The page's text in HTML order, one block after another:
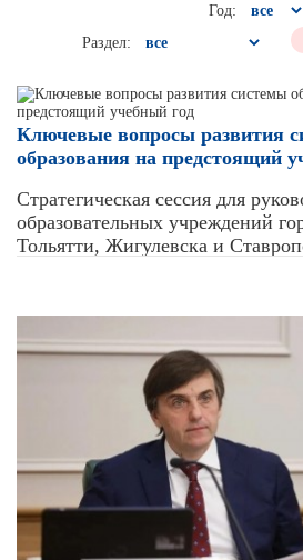
Год:
Раздел:
Ключевые вопросы развития
образования на предстоящий
Стратегическая сессия для
образовательных учреждений
Тольятти, Жигулевска и